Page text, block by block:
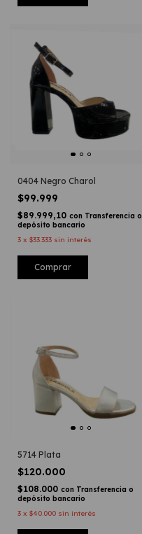
0404 Negro Charol
$99.999
$89.999,10 con Transferencia o
depósito bancario
3 x $33.333 sin interés
Comprar
5714 Plata
$120.000
$108.000 con Transferencia o
depósito bancario
3 x $40.000 sin interés